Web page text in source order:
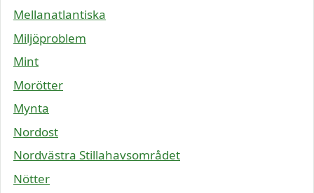
Mellanatlantiska
Miljöproblem
Mint
Morötter
Mynta
Nordost
Nordvästra Stillahavsområdet
Nötter